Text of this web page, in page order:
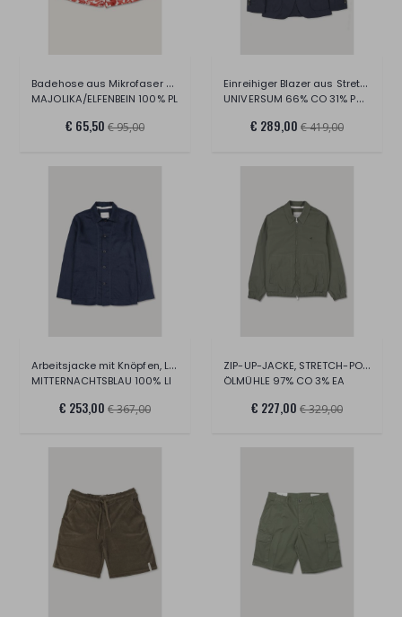
Badehose aus Mikrofaser mit Maiolika-Mus
MAJOLIKA/ELFENBEIN 100% PL
€ 65,50 € 95,00
Einreihiger Blazer aus Stretch-Baumwollm
UNIVERSUM 66% CO 31% PA 3% EA
€ 289,00 € 419,00
Arbeitsjacke mit Knöpfen, Leinenstoff
MITTERNACHTSBLAU 100% LI
€ 253,00 € 367,00
ZIP-UP-JACKE, STRETCH-POPLINE
ÖLMÜHLE 97% CO 3% EA
€ 227,00 € 329,00